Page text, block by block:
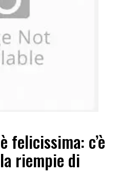
felicissima: c’è
riempie di